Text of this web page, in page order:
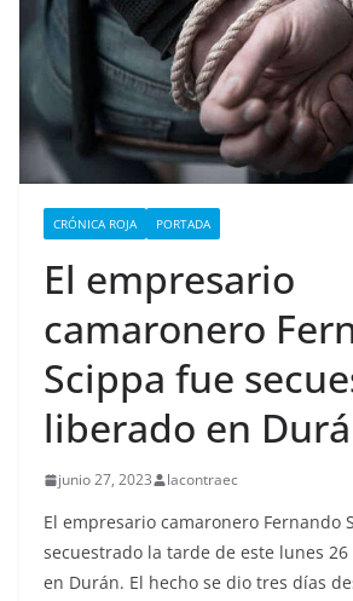
CRÓNICA ROJA PORTADA
El empresario
camaronero
Scippa fue
liberado en
junio 27, 2023 lacontraec
El empresario camaronero Fernando
secuestrado la tarde de este lunes
en Durán. El hecho se dio tres días